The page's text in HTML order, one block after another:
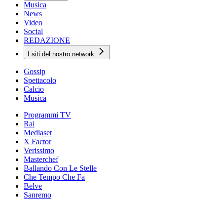
Musica
News
Video
Social
REDAZIONE
I siti del nostro network
Gossip
Spettacolo
Calcio
Musica
Programmi TV
Rai
Mediaset
X Factor
Verissimo
Masterchef
Ballando Con Le Stelle
Che Tempo Che Fa
Belve
Sanremo